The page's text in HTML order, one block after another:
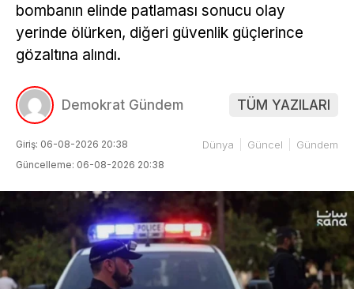
bombanın elinde patlaması sonucu olay
yerinde ölürken, diğeri güvenlik güçlerince
gözaltına alındı.
Demokrat Gündem TÜM YAZILARI
Giriş: 06-08-2026 20:38
Güncelleme: 06-08-2026 20:38
Dünya Güncel Gündem